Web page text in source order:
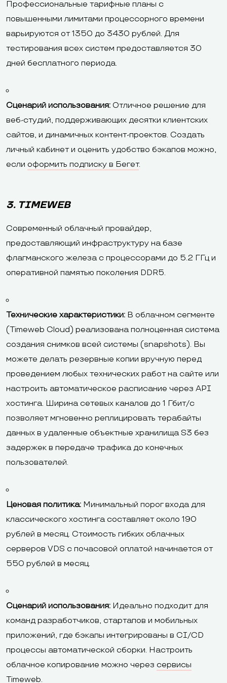
Профессиональные тарифные планы с
повышенными лимитами процессорного времени
варьируются от 1350 до 3430 рублей. Для
тестирования всех систем предоставляется 30
дней бесплатного периода.
Сценарий использования: Отличное решение для
веб-студий, поддерживающих десятки клиентских
сайтов, и динамичных контент-проектов. Создать
личный кабинет и оценить удобство бэкапов можно,
если оформить подписку в Бегет.
3. TIMEWEB
Современный облачный провайдер,
предоставляющий инфраструктуру на базе
флагманского железа с процессорами до 5.2 ГГц и
оперативной памятью поколения DDR5.
Технические характеристики: В облачном сегменте
(Timeweb Cloud) реализована полноценная система
создания снимков всей системы (snapshots). Вы
можете делать резервные копии вручную перед
проведением любых технических работ на сайте или
настроить автоматическое расписание через API
хостинга. Ширина сетевых каналов до 1 Гбит/с
позволяет мгновенно реплицировать терабайты
данных в удаленные объектные хранилища S3 без
задержек в передаче трафика до конечных
пользователей.
Ценовая политика: Минимальный порог входа для
классического хостинга составляет около 190
рублей в месяц. Стоимость гибких облачных
серверов VDS с почасовой оплатой начинается от
550 рублей в месяц.
Сценарий использования: Идеально подходит для
команд разработчиков, стартапов и мобильных
приложений, где бэкапы интегрированы в CI/CD
процессы автоматической сборки. Настроить
облачное копирование можно через сервисы
Timeweb.